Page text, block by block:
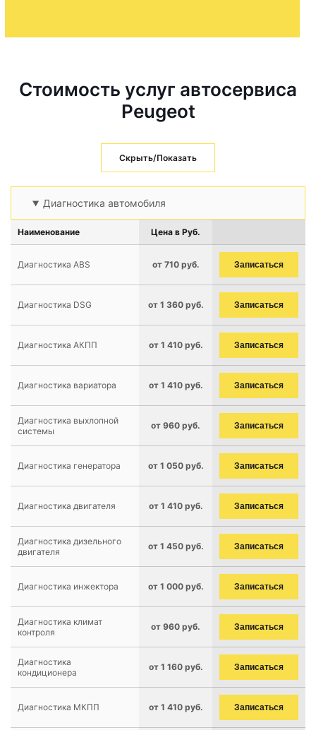
Стоимость услуг автосервиса
Peugeot
Скрыть/Показать
Диагностика автомобиля
Наименование Цена в Руб.
Диагностика ABS от 710 руб. Записаться
Диагностика DSG от 1 360 руб. Записаться
Диагностика АКПП от 1 410 руб. Записаться
Диагностика вариатора от 1 410 руб. Записаться
Диагностика выхлопной
системы
от 960 руб. Записаться
Диагностика генератора от 1 050 руб. Записаться
Диагностика двигателя от 1 410 руб. Записаться
Диагностика дизельного
двигателя
от 1 450 руб. Записаться
Диагностика инжектора от 1 000 руб. Записаться
Диагностика климат
контроля
от 960 руб. Записаться
Диагностика
кондиционера
от 1 160 руб. Записаться
Диагностика МКПП от 1 410 руб. Записаться